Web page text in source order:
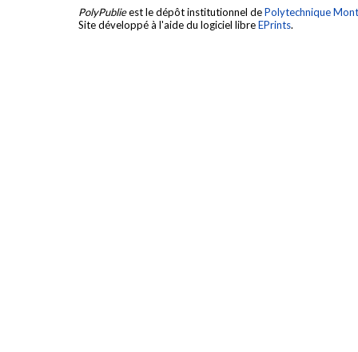
PolyPublieest le dépôt institutionnel dePolytechnique
Site développé à l'aide du logiciel libreEPrints.